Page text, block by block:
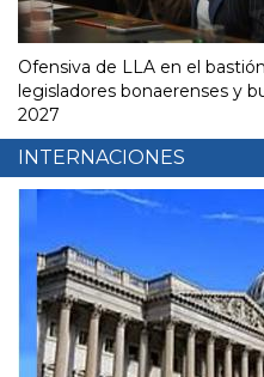
Ofensiva de LLA en el
legisladores bonaerenses y
2027
INTERNACIONES